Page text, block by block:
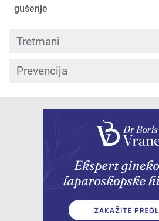
gušenje
Tretmani
Prevencija